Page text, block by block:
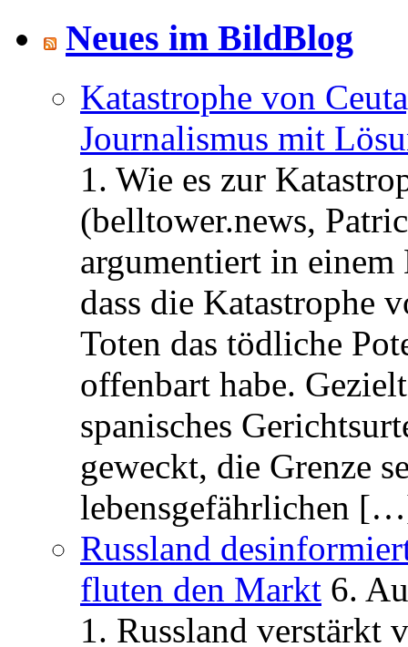
Neues im BildBlog
Katastrophe von
Journalismus mit
1. Wie es zur
(belltower.news,
argumentiert in
dass die Katastrophe
Toten das tödliche
offenbart habe.
spanisches
geweckt, die Grenze
lebensgefährlichen
Russland
fluten den Markt 6.
1. Russland verstärkt